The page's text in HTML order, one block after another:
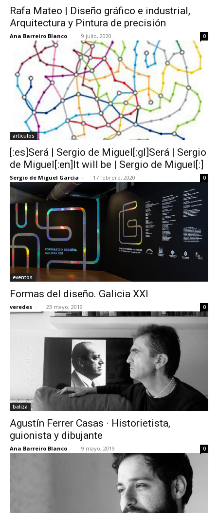
Rafa Mateo | Diseño gráfico e industrial,
Arquitectura y Pintura de precisión
Ana Barreiro Blanco - 9 julio, 2020 0
artículos
[:es]Será | Sergio de Miguel[:gl]Será | Sergio
de Miguel[:en]It will be | Sergio de Miguel[:]
Sergio de Miguel García - 17 febrero, 2020 0
eventos
Formas del diseño. Galicia XXI
veredes - 23 mayo, 2019 0
baliza
Agustín Ferrer Casas · Historietista,
guionista y dibujante
Ana Barreiro Blanco - 9 mayo, 2019 0